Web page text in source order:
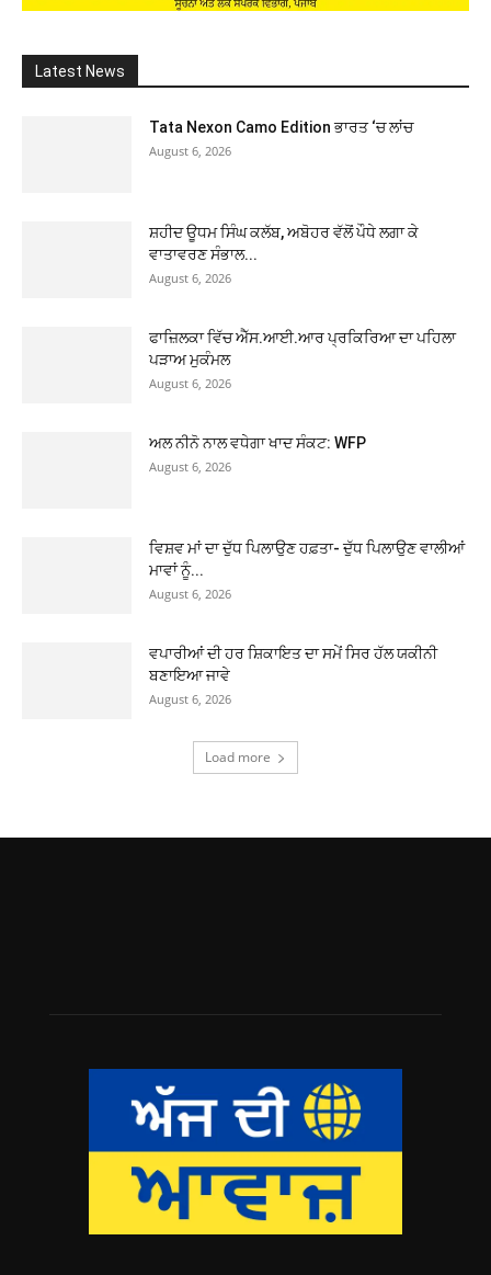
Latest News
Tata Nexon Camo Edition ਭਾਰਤ ‘ਚ ਲਾਂਚ
August 6, 2026
ਸ਼ਹੀਦ ਊਧਮ ਸਿੰਘ ਕਲੱਬ, ਅਬੋਹਰ ਵੱਲੋਂ ਪੌਧੇ ਲਗਾ ਕੇ
ਵਾਤਾਵਰਣ ਸੰਭਾਲ...
August 6, 2026
ਫਾਜ਼ਿਲਕਾ ਵਿੱਚ ਐੱਸ.ਆਈ.ਆਰ ਪ੍ਰਕਿਰਿਆ ਦਾ ਪਹਿਲਾ
ਪੜਾਅ ਮੁਕੰਮਲ
August 6, 2026
ਅਲ ਨੀਨੋ ਨਾਲ ਵਧੇਗਾ ਖਾਦ ਸੰਕਟ: WFP
August 6, 2026
ਵਿਸ਼ਵ ਮਾਂ ਦਾ ਦੁੱਧ ਪਿਲਾਉਣ ਹਫ਼ਤਾ- ਦੁੱਧ ਪਿਲਾਉਣ ਵਾਲੀਆਂ
ਮਾਵਾਂ ਨੂੰ...
August 6, 2026
ਵਪਾਰੀਆਂ ਦੀ ਹਰ ਸ਼ਿਕਾਇਤ ਦਾ ਸਮੇਂ ਸਿਰ ਹੱਲ ਯਕੀਨੀ
ਬਣਾਇਆ ਜਾਵੇ
August 6, 2026
Load more